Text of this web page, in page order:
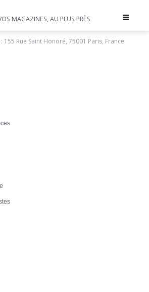
Toggle
MAGAZINES, AU PLUS PRÈS
: 155 Rue Saint Honoré, 75001 Paris, France